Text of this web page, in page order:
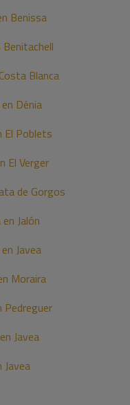
Benissa
Blanca
Dénia
El Poblets
El Verger
de Gorgos
Jalón
Javea
Moraira
Pedreguer
Javea
Javea